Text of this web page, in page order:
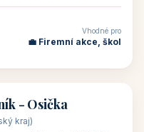
Vhodné pro
💼 Firemní akce, škol
- Osička
kraj)